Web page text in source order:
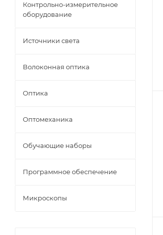
Контрольно-измерительное
оборудование
Источники света
Волоконная оптика
Оптика
Оптомеханика
Обучающие наборы
Программное обеспечение
Микроскопы